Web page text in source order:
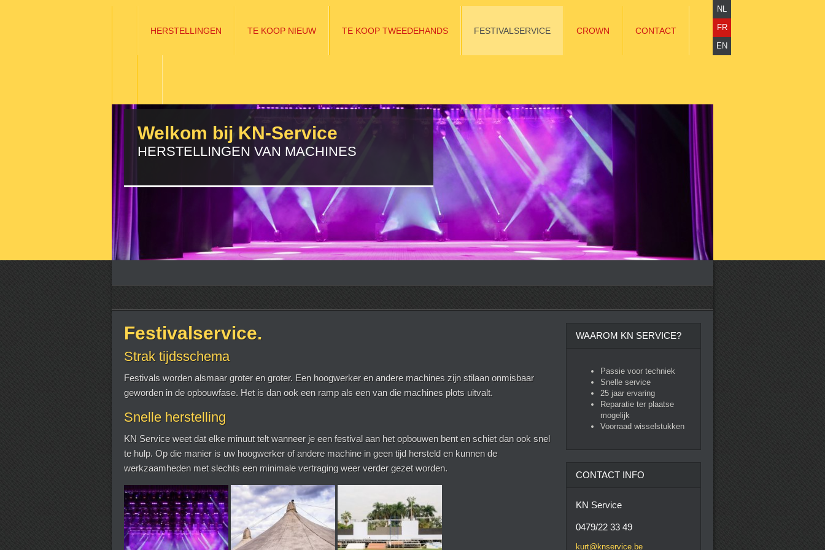
NL
FR
EN
HERSTELLINGEN TE KOOP NIEUW TE KOOP TWEEDEHANDS FESTIVALSERVICE CROWN CONTACT
Welkom bij KN-Service
HERSTELLINGEN VAN MACHINES
Festivalservice.
Strak tijdsschema
Festivals worden alsmaar groter en groter. Een hoogwerker en andere machines zijn stilaan onmisbaar
geworden in de opbouwfase. Het is dan ook een ramp als een van die machines plots uitvalt.
Snelle herstelling
KN Service weet dat elke minuut telt wanneer je een festival aan het opbouwen bent en schiet dan ook snel
te hulp. Op die manier is uw hoogwerker of andere machine in geen tijd hersteld en kunnen de
werkzaamheden met slechts een minimale vertraging weer verder gezet worden.
WAAROM KN SERVICE?
Passie voor techniek
Snelle service
25 jaar ervaring
Reparatie ter plaatse
mogelijk
Voorraad wisselstukken
CONTACT INFO
KN Service
0479/22 33 49
kurt@knservice.be